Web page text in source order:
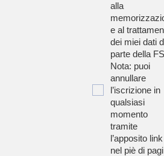
alla
e al
dei miei dati
parte della
Nota: puoi
annullare
l’iscrizione in
qualsiasi
momento
tramite
l’apposito link
nel piè di